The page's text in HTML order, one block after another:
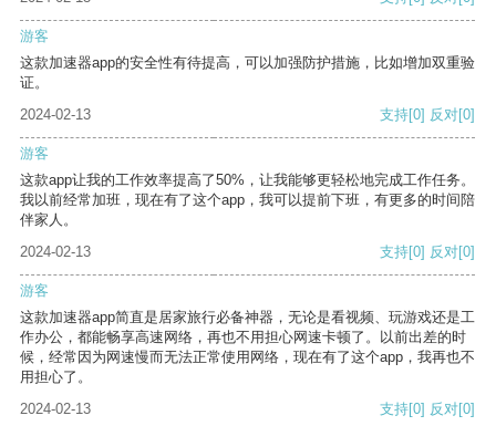
游客
这款加速器app的安全性有待提高，可以加强防护措施，比如增加双重验
证。
2024-02-13
支持[0] 反对[0]
游客
这款app让我的工作效率提高了50%，让我能够更轻松地完成工作任务。
我以前经常加班，现在有了这个app，我可以提前下班，有更多的时间陪
伴家人。
2024-02-13
支持[0] 反对[0]
游客
这款加速器app简直是居家旅行必备神器，无论是看视频、玩游戏还是工
作办公，都能畅享高速网络，再也不用担心网速卡顿了。以前出差的时
候，经常因为网速慢而无法正常使用网络，现在有了这个app，我再也不
用担心了。
2024-02-13
支持[0] 反对[0]